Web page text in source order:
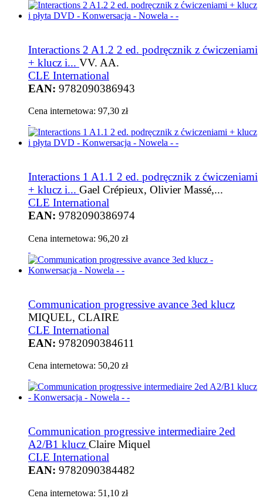
Interactions 2 A1.2 2 ed. podręcznik z ćwiczeniami
+ klucz i... VV. AA.
CLE International
EAN: 9782090386943
Cena internetowa: 97,30 zł
Interactions 1 A1.1 2 ed. podręcznik z ćwiczeniami
+ klucz i... Gael Crépieux, Olivier Massé,...
CLE International
EAN: 9782090386974
Cena internetowa: 96,20 zł
Communication progressive avance 3ed klucz
MIQUEL, CLAIRE
CLE International
EAN: 9782090384611
Cena internetowa: 50,20 zł
Communication progressive intermediaire 2ed
A2/B1 klucz Claire Miquel
CLE International
EAN: 9782090384482
Cena internetowa: 51,10 zł